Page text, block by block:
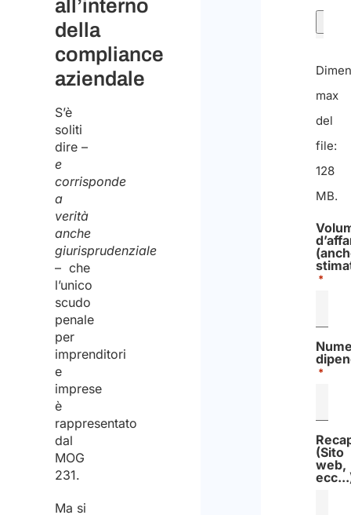
all’interno
della
compliance
aziendale
S’è
soliti
dire –
e
corrisponde
a
verità
anche
giurisprudenziale
– che
l’unico
scudo
penale
per
imprenditori
e
imprese
è
rappresentato
dal
MOG
231.
Ma si
max
del
file:
128
MB.
*
*
(Sito
web,